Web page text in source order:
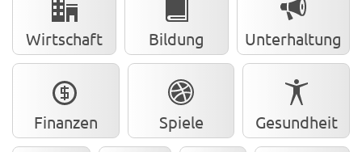
Wirtschaft Bildung Unterhaltung
Finanzen Spiele Gesundheit